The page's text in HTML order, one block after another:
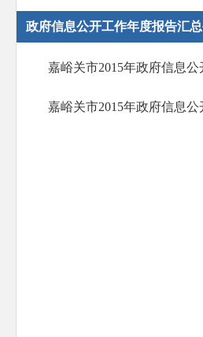
政府信息公开工作年度报告汇
嘉峪关市2015年政府信息
嘉峪关市2015年政府信息公